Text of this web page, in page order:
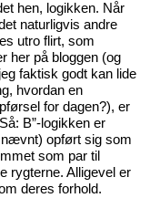
hen, logikken. Når
naturligvis andre
utro flirt, som
her på bloggen (og
faktisk godt kan lide
hvordan en
for dagen?), er
B”-logikken er
opført sig som
som par til
rygterne. Alligevel er
deres forhold.